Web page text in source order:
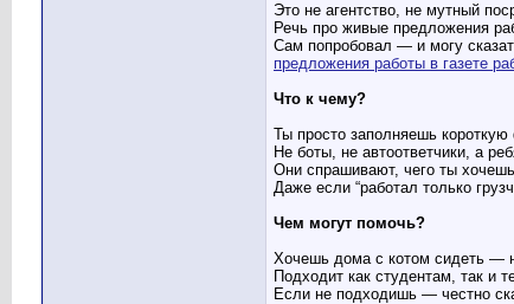
Это не агентство, не мутный
Речь про живые предложения
Сам попробовал — и могу
предложения работы в газете
Что к чему?
Ты просто заполняешь
Не боты, не автоответчики, а
Они спрашивают, чего ты
Даже если “работал только
Чем могут помочь?
Хочешь дома с котом сидеть —
Подходит как студентам, так и
Если не подходишь — честно